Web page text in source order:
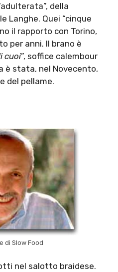
della
Langhe. Quei “cinque
il rapporto con Torino,
per anni. Il brano è
cuoi”, soffice calembour
è stata, nel Novecento,
del pellame.
di Slow Food
nel salotto braidese.